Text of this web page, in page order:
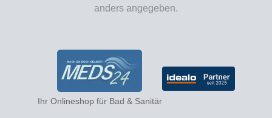
anders angegeben.
Ihr Onlineshop für Bad & Sanitär